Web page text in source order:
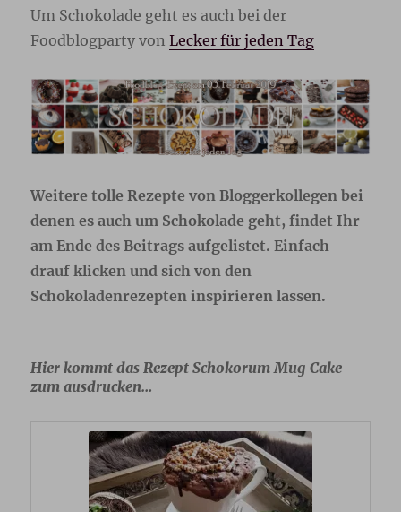
Um Schokolade geht es auch bei der
Foodblogparty vonLecker für jeden Tag
Weitere tolle Rezepte von Bloggerkollegen bei
denen es auch um Schokolade geht, findet Ihr
am Ende des Beitrags aufgelistet. Einfach
drauf klicken und sich von den
Schokoladenrezepten inspirieren lassen.
Hier kommt das Rezept Schokorum Mug Cake
zum ausdrucken…